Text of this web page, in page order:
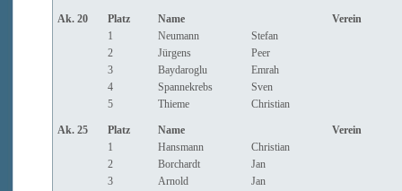
Ak. 20 Platz Name
Verein
1
Neumann
Stefan
2
Jürgens
Peer
3
Baydaroglu
Emrah
4
Spannekrebs
Sven
5
Thieme Christian
Ak. 25 Platz Name
Verein
1
Hansmann
Christian
2
Borchardt
Jan
3
Arnold
Jan